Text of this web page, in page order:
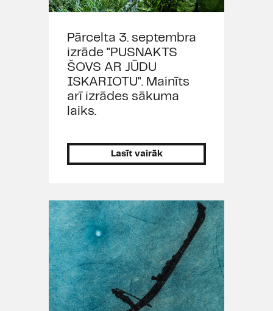
Pārcelta 3. septembra
izrāde "PUSNAKTS
ŠOVS AR JŪDU
ISKARIOTU". Mainīts
arī izrādes sākuma
laiks.
Lasīt vairāk